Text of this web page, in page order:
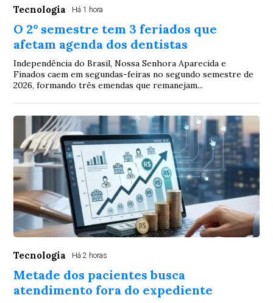
Tecnologia Há 1 hora
O 2° semestre tem 3 feriados que
afetam agenda dos dentistas
Independência do Brasil, Nossa Senhora Aparecida e
Finados caem em segundas-feiras no segundo semestre de
2026, formando três emendas que remanejam...
Tecnologia Há 2 horas
Metade dos pacientes busca
atendimento fora do expediente